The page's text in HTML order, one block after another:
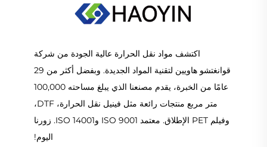
اكتشف مواد نقل الحرارة عالية الجودة من شركة
قوانغتشو هاويين لتقنية المواد الجديدة. وبفضل أكثر من 29
عامًا من الخبرة، يقدم مصنعنا الذي يبلغ مساحته 100,000
متر مربع منتجات رائعة مثل فينيل نقل الحرارة، DTF،
وفيلم PET الإطلاق. معتمد ISO 9001 وISO 14001. زورنا
اليوم!